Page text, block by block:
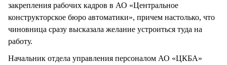
закрепления рабочих кадров в АО «Центральное
конструкторское бюро автоматики», причем настолько, что
чиновница сразу высказала желание устроиться туда на
работу.
Начальник отдела управления персоналом АО «ЦКБА»